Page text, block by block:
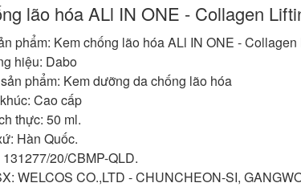
lão hóa ALl IN ONE - Collagen
phẩm: Kem chống lão hóa ALl IN ONE -
hiệu: Dabo
phẩm: Kem dưỡng da chống lão hóa
Cao cấp
thực: 50 ml.
Hàn Quốc.
20/CBMP-QLD.
WELCOS CO.,LTD - CHUNCHEON-SI,